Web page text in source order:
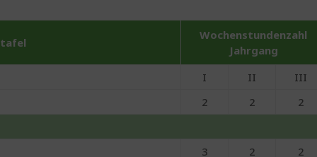
Wochenstundenzahl
Jahrgang
I
II
III
2
2 2
3 2
2